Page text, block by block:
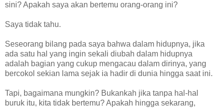
sini? Apakah saya akan bertemu orang-orang ini?
Saya tidak tahu.
Seseorang bilang pada saya bahwa dalam hidupnya, jika
ada satu hal yang ingin sekali diubah dalam hidupnya
adalah bagian yang cukup mengacau dalam dirinya, yang
bercokol sekian lama sejak ia hadir di dunia hingga saat ini.
Tapi, bagaimana mungkin? Bukankah jika tanpa hal-hal
buruk itu, kita tidak bertemu? Apakah hingga sekarang,